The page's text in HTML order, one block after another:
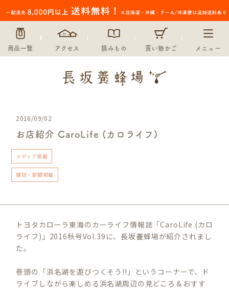
商品一覧 アクセス 読みもの 買い物かご メニュー
2016/09/02
お店紹介 CaroLife (カロライフ)
メディア掲載
雑誌・新聞掲載
トヨタカローラ東海のカーライフ情報誌「CaroLife (カロ
ライフ)」2016秋号Vol.39に、長坂養蜂場が紹介されまし
た。
巻頭の「浜名湖を遊びつくそう!!」というコーナーで、ド
ライブしながら楽しめる浜名湖周辺の見どころ＆おすす